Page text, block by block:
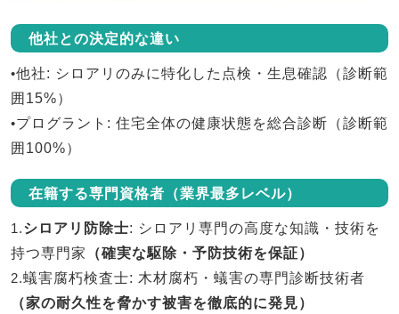
他社との決定的な違い
•他社: シロアリのみに特化した点検・生息確認（診断範
囲15%）
•プログラント : 住宅全体の健康状態を総合診断（診断範
囲100%）
在籍する専門資格者（業界最多レベル）
1.シロアリ防除士: シロアリ専門の高度な知識・技術を
持つ専門家
（確実な駆除・予防技術を保証）
2.蟻害腐朽検査士: 木材腐朽・蟻害の専門診断技術者
（家の耐久性を脅かす被害を徹底的に発見）